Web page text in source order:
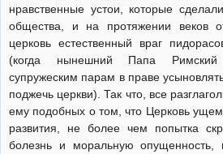
нравственные устои, которые
общества, и на протяжении веков
церковь естественный враг
(когда нынешний Папа Римский
супружеским парам в праве
поджечь церкви). Так что, все
ему подобных о том, что Церковь
развития, не более чем попытка
болезнь и моральную